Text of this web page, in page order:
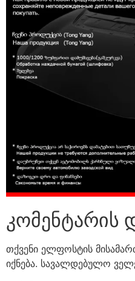
კომენტარის
თქვენი ელფოსტის
იქნება. სავალდებულო